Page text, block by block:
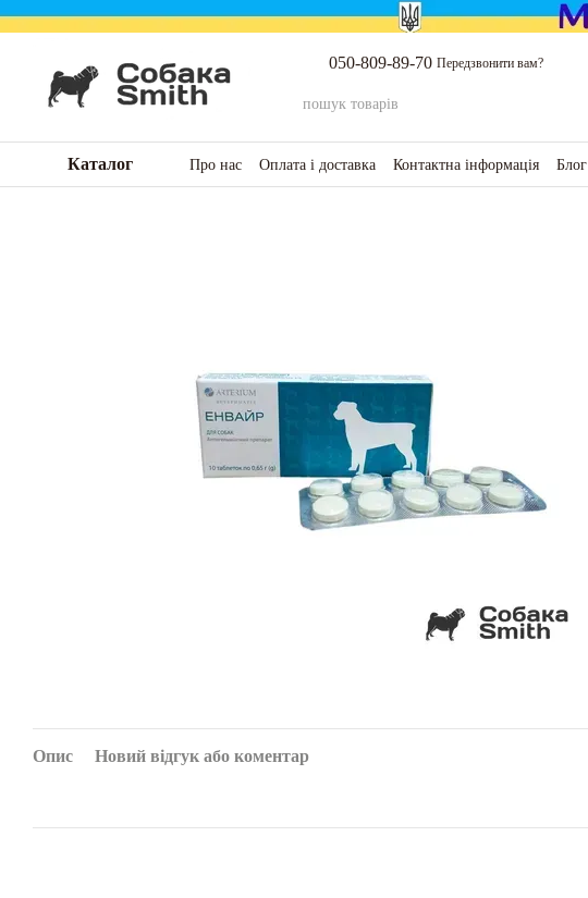
Перейти до основного контенту
050-809-89-70 Передзвонити вам?
Каталог Про нас Оплата і доставка Контактна інформація Блог
Повернення товару та коштів
Відгуки про магазин
Опис Новий відгук або коментар